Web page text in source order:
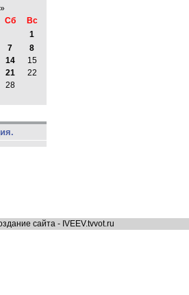
»
Сб
Вс
1
7
8
14
15
21
22
28
сайта - IVEEV.tvvot.ru